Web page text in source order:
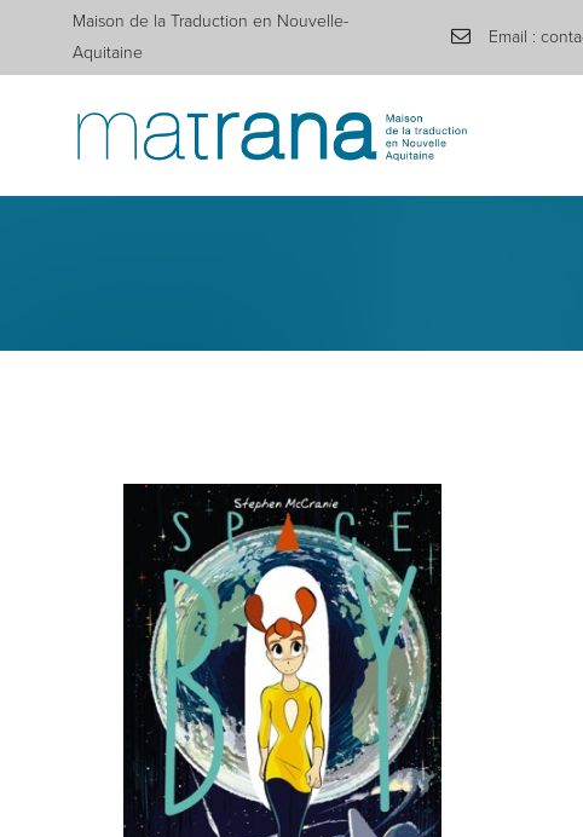
Maison de la Traduction en Nouvelle-
Aquitaine
Email :